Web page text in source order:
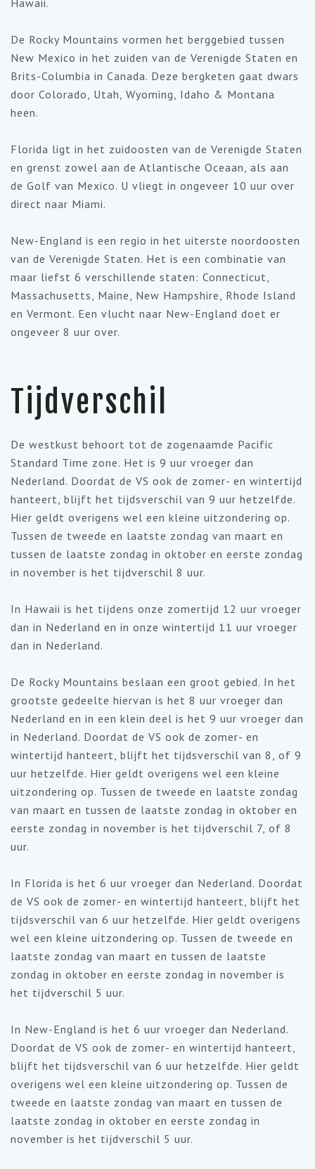
Hawaii.
De Rocky Mountains vormen het berggebied tussen
New Mexico in het zuiden van de Verenigde Staten en
Brits-Columbia in Canada. Deze bergketen gaat dwars
door Colorado, Utah, Wyoming, Idaho & Montana
heen.
Florida ligt in het zuidoosten van de Verenigde Staten
en grenst zowel aan de Atlantische Oceaan, als aan
de Golf van Mexico. U vliegt in ongeveer 10 uur over
direct naar Miami.
New-England is een regio in het uiterste noordoosten
van de Verenigde Staten. Het is een combinatie van
maar liefst 6 verschillende staten: Connecticut,
Massachusetts, Maine, New Hampshire, Rhode Island
en Vermont. Een vlucht naar New-England doet er
ongeveer 8 uur over.
Tijdverschil
De westkust behoort tot de zogenaamde Pacific
Standard Time zone. Het is 9 uur vroeger dan
Nederland. Doordat de VS ook de zomer- en wintertijd
hanteert, blijft het tijdsverschil van 9 uur hetzelfde.
Hier geldt overigens wel een kleine uitzondering op.
Tussen de tweede en laatste zondag van maart en
tussen de laatste zondag in oktober en eerste zondag
in november is het tijdverschil 8 uur.
In Hawaii is het tijdens onze zomertijd 12 uur vroeger
dan in Nederland en in onze wintertijd 11 uur vroeger
dan in Nederland.
De Rocky Mountains beslaan een groot gebied. In het
grootste gedeelte hiervan is het 8 uur vroeger dan
Nederland en in een klein deel is het 9 uur vroeger dan
in Nederland. Doordat de VS ook de zomer- en
wintertijd hanteert, blijft het tijdsverschil van 8, of 9
uur hetzelfde. Hier geldt overigens wel een kleine
uitzondering op. Tussen de tweede en laatste zondag
van maart en tussen de laatste zondag in oktober en
eerste zondag in november is het tijdverschil 7, of 8
uur.
In Florida is het 6 uur vroeger dan Nederland. Doordat
de VS ook de zomer- en wintertijd hanteert, blijft het
tijdsverschil van 6 uur hetzelfde. Hier geldt overigens
wel een kleine uitzondering op. Tussen de tweede en
laatste zondag van maart en tussen de laatste
zondag in oktober en eerste zondag in november is
het tijdverschil 5 uur.
In New-England is het 6 uur vroeger dan Nederland.
Doordat de VS ook de zomer- en wintertijd hanteert,
blijft het tijdsverschil van 6 uur hetzelfde. Hier geldt
overigens wel een kleine uitzondering op. Tussen de
tweede en laatste zondag van maart en tussen de
laatste zondag in oktober en eerste zondag in
november is het tijdverschil 5 uur.